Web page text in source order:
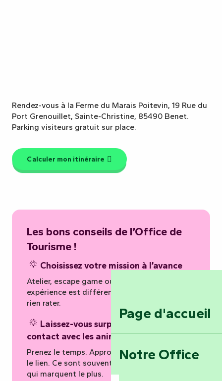
Page d'accueil
Notre Office
Rendez-vous à la Ferme du Marais Poitevin, 19 Rue du
Port Grenouillet, Sainte-Christine, 85490 Benet.
Parking visiteurs gratuit sur place.
Calculer mon itinéraire
Les bons conseils de l’Office de
Tourisme !
Choisissez votre mission à l’avance
Atelier, escape game ou visite libre… chaque
expérience est différente. Anticipez pour ne
rien rater.
Laissez-vous surprendre par le
contact avec les animaux
Prenez le temps. Approchez, observez, créez
le lien. Ce sont souvent ces moments simples
qui marquent le plus.